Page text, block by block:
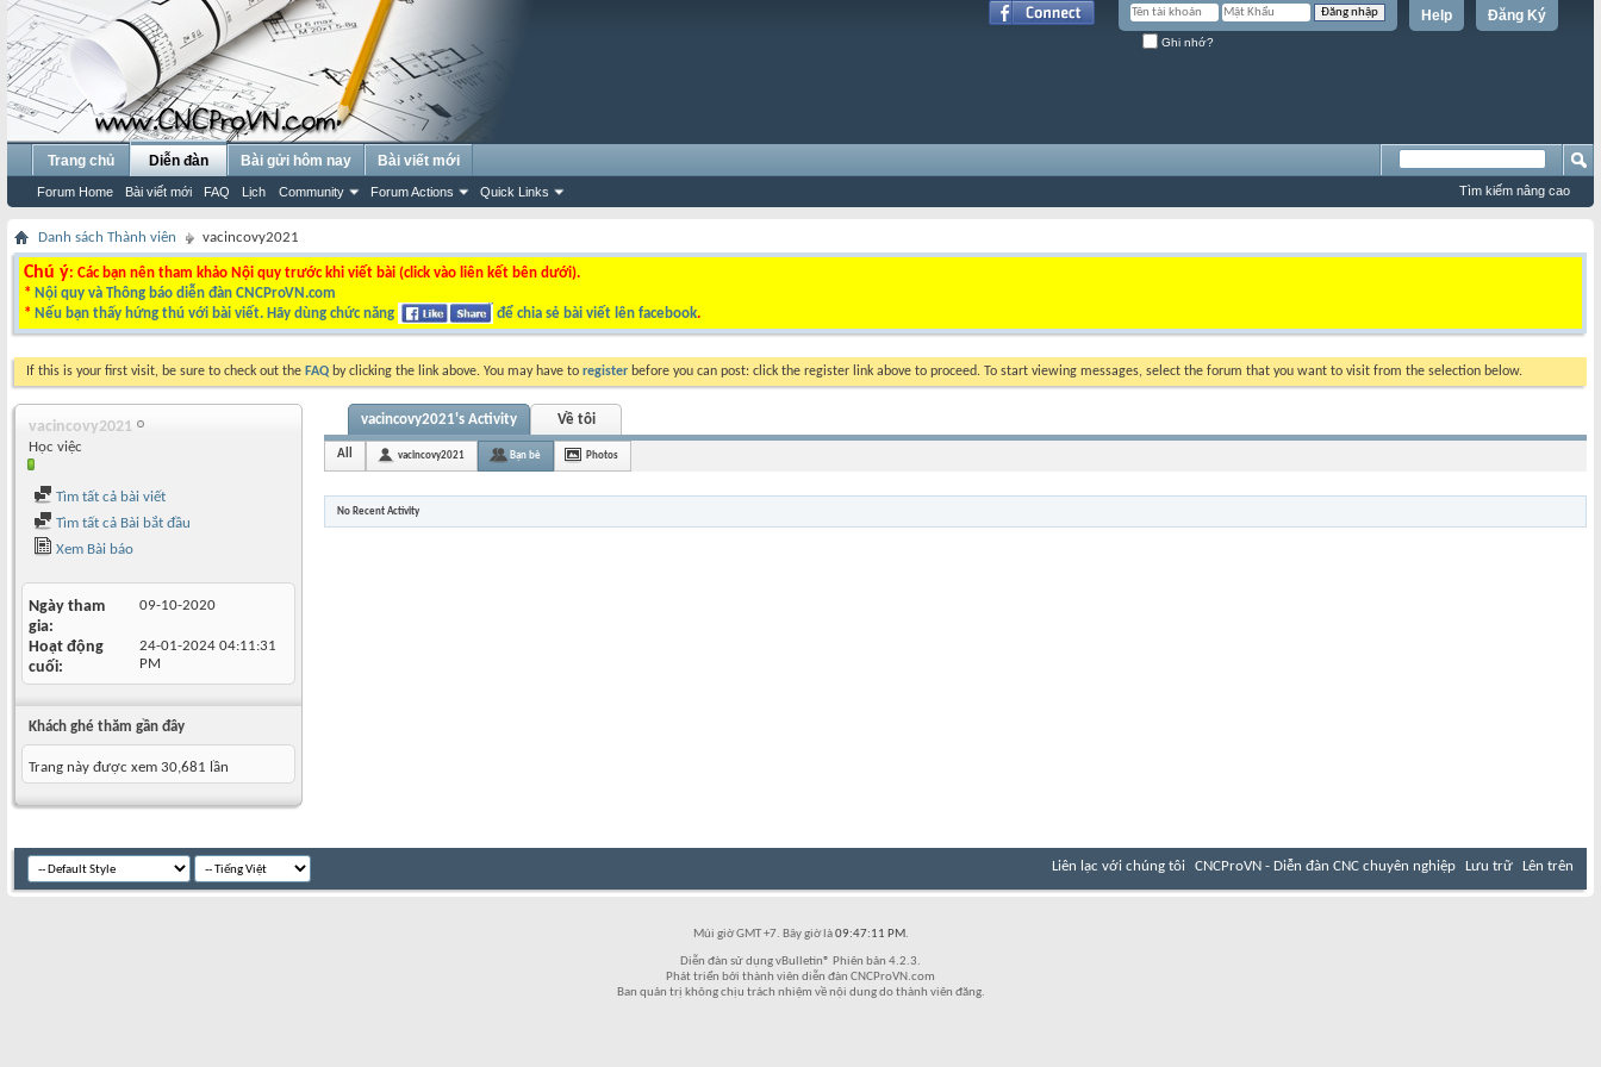
Đăng Ký
Help
Ghi nhớ?
Trang chủ Diễn đàn
Forum Home Bài viết mới FAQ Lịch Community Forum Actions Quick Links
Bài gửi hôm nay Bài viết mới
Tìm kiếm nâng cao
Danh sách Thành viên vacincovy2021
Chú ý: Các bạn nên tham khảo Nội quy trước khi viết bài (click vào liên kết bên dưới).
* Nội quy và Thông báo diễn đàn CNCProVN.com
* Nếu bạn thấy hứng thú với bài viết. Hãy dùng chức năng để chia sẻ bài viết lên facebook.
If this is your first visit, be sure to check out the FAQ by clicking the link above. You may have to register before you can post: click the register link above to proceed. To start viewing messages, select the forum that you want to visit from the selection below.
vacincovy2021
Học việc
Tìm tất cả bài viết
Tìm tất cả Bài bắt đầu
Xem Bài báo
Ngày tham
gia
09-10-2020
Hoạt động
cuối
24-01-2024 04:11:31
PM
Khách ghé thăm gần đây
Trang này được xem 30,681 lần
vacincovy2021's Activity Về tôi
All vacincovy2021 Bạn bè Photos
No Recent Activity
Liên lạc với chúng tôi CNCProVN - Diễn đàn CNC chuyên nghiệp Lưu trữ Lên trên
Múi giờ GMT +7. Bây giờ là09:47:11 PM.
Diễn đàn sử dụng vBulletin® Phiên bản 4.2.3.
Phát triển bởi thành viên diễn đàn CNCProVN.com
Ban quản trị không chịu trách nhiệm về nội dung do thành viên đăng.